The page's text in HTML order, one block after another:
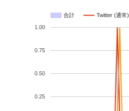
合計 Twitter (通常)
0.25
0.50
0.75
1.00